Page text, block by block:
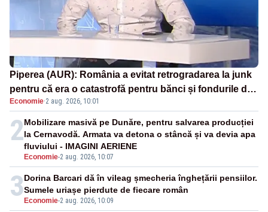
Piperea (AUR): România a evitat retrogradarea la junk
pentru că era o catastrofă pentru bănci și fondurile de
pensii
Economie·2 aug. 2026, 10:01
2
Economie-2 aug. 2026, 10:07
Mobilizare masivă pe Dunăre, pentru salvarea producției
la Cernavodă. Armata va detona o stâncă și va devia apa
fluviului - IMAGINI AERIENE
3 Economie-2 aug. 2026, 10:09
Dorina Barcari dă în vileag șmecheria înghețării pensiilor.
Sumele uriașe pierdute de fiecare român